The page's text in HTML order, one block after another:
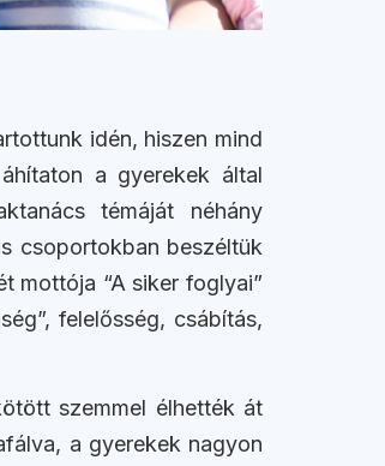
idén, hiszen mind
a gyerekek által
témáját néhány
csoportokban beszéltük
mottója “A siker foglyai”
felelősség, csábítás,
szemmel élhették át
a gyerekek nagyon